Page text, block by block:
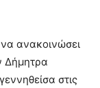
ανακοινώσει
Δήμητρα
στις